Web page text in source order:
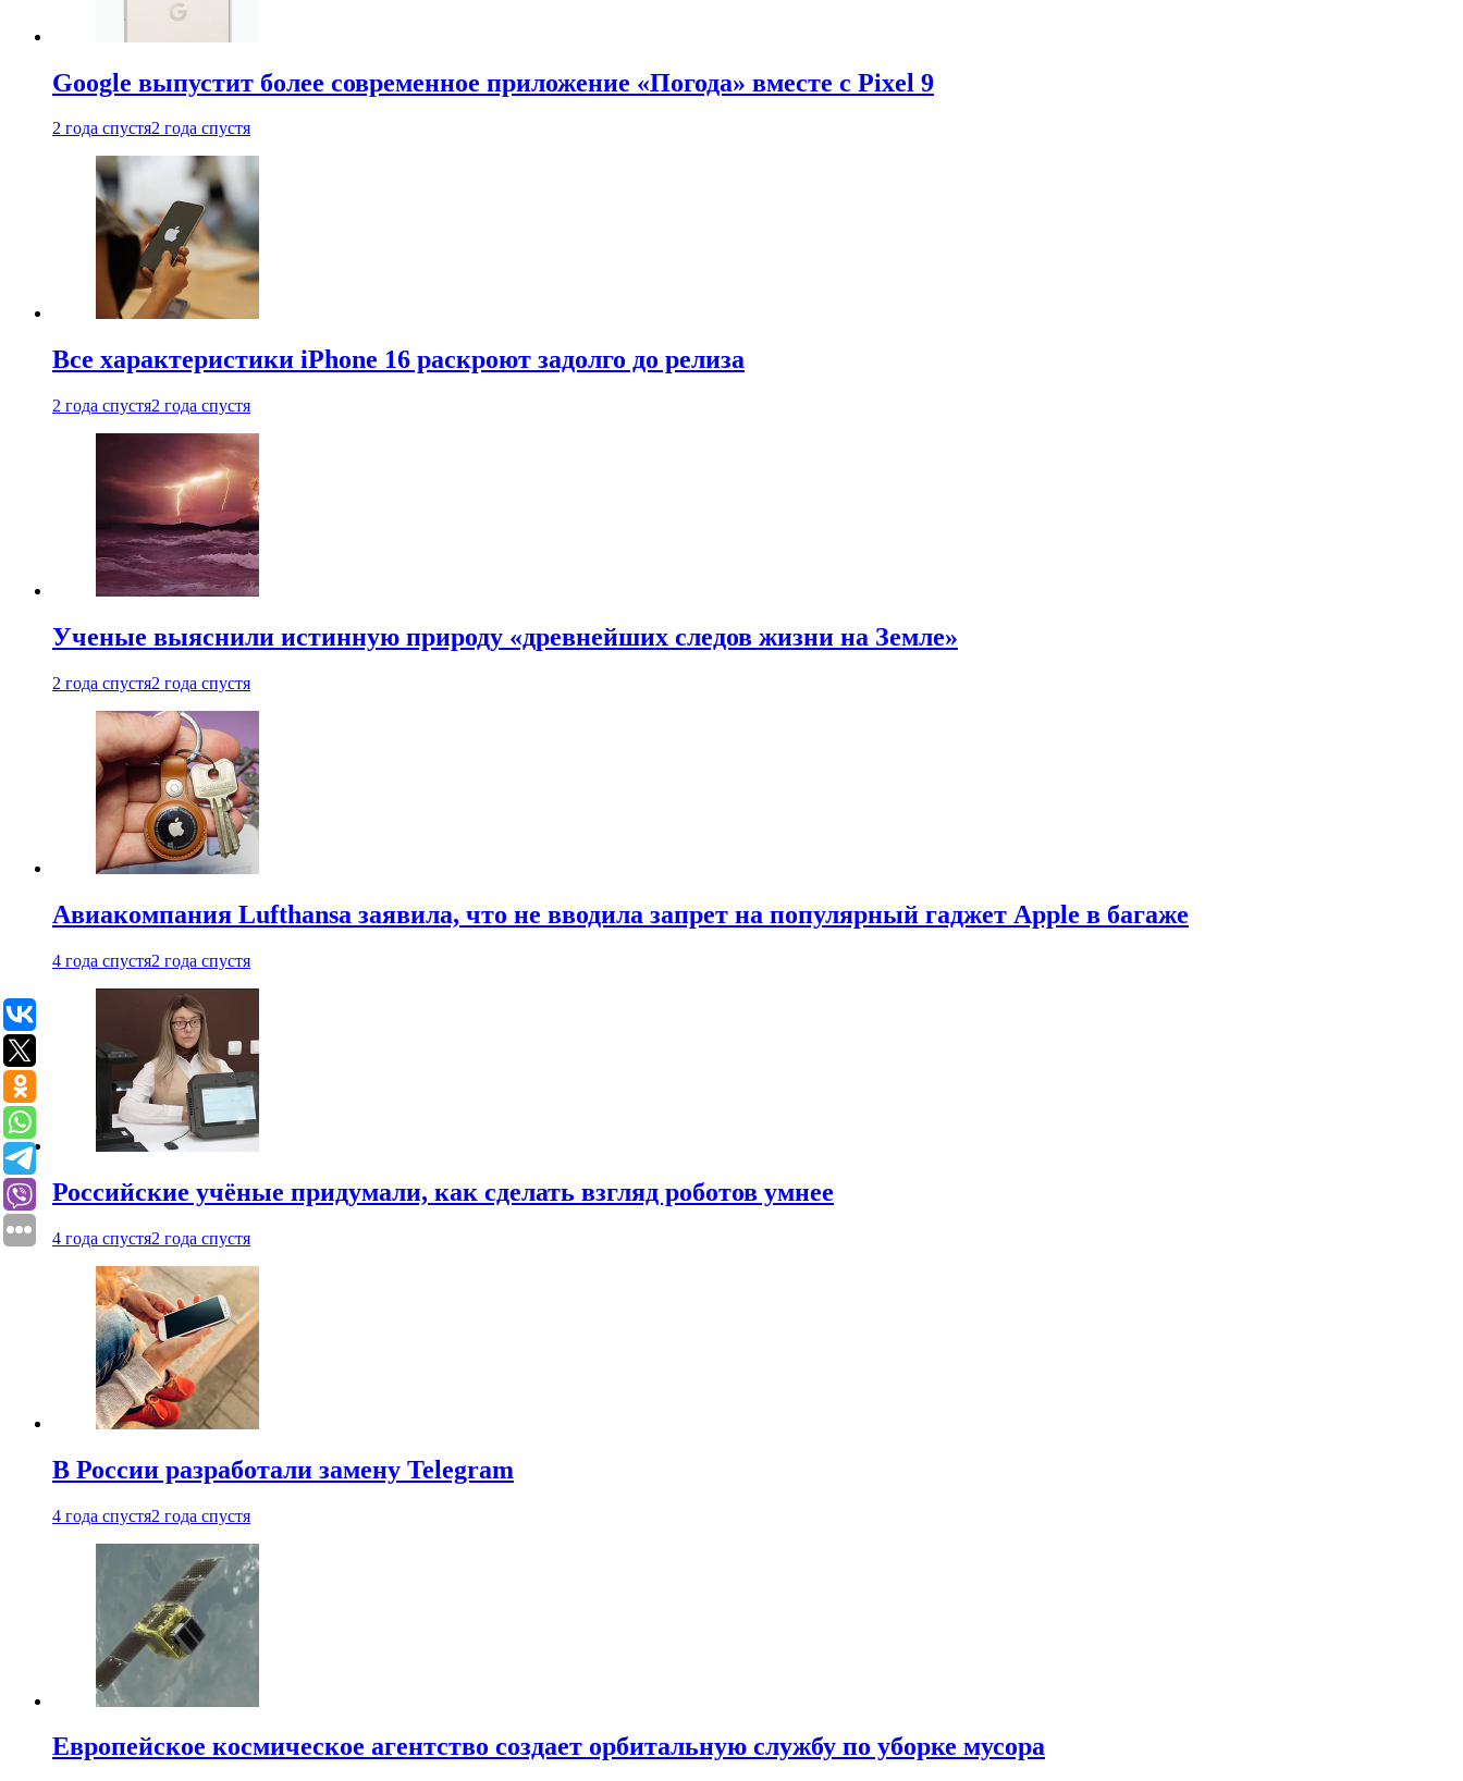
Google выпустит более современное приложение «Погода» вместе с Pixel 9
2 года спустя2 года спустя
Все характеристики iPhone 16 раскроют задолго до релиза
2 года спустя2 года спустя
Ученые выяснили истинную природу «древнейших следов жизни на Земле»
2 года спустя2 года спустя
Авиакомпания Lufthansa заявила, что не вводила запрет на популярный гаджет Apple в багаже
4 года спустя2 года спустя
Российские учёные придумали, как сделать взгляд роботов умнее
4 года спустя2 года спустя
В России разработали замену Telegram
4 года спустя2 года спустя
Европейское космическое агентство создает орбитальную службу по уборке мусора